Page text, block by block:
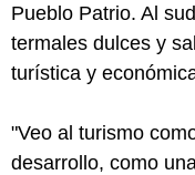
Pueblo Patrio. Al
termales dulces y
turística y
"Veo al turismo
desarrollo, como